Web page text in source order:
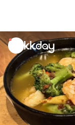
unread
notifications